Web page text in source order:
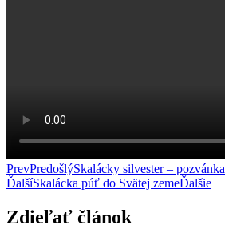
PrevPredošlýSkalácky silvester – pozvánka
ĎalšíSkalácka púť do Svätej zemeĎalšie
Zdieľať článok